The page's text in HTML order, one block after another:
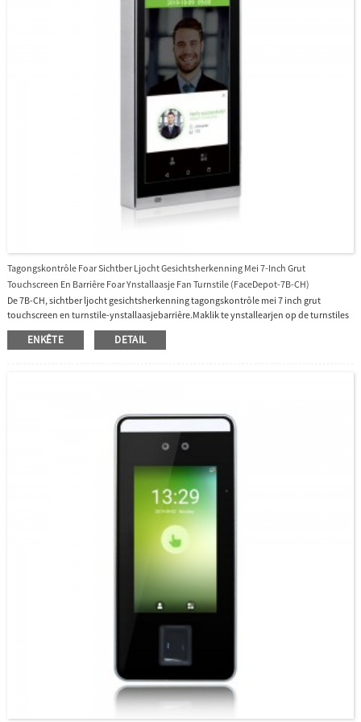
alles-yn-ien feiligens- en tiidopkomstplatfoarm UTime Master of BioTime8.0.
Tagongskontrôle Foar Sichtber Ljocht Gesichtsherkenning Mei 7-Inch Grut
Touchscreen En Barriêre Foar Ynstallaasje Fan Turnstile (FaceDepot-7B-CH)
De 7B-CH, sichtber ljocht gesichtsherkenning tagongskontrôle mei 7 inch grut
touchscreen en turnstile-ynstallaasjebarriêre.Maklik te ynstallearjen op de turnstiles
foar projekten.Herkenningsôfstân 3 meter lang en ekstra
breedhoekherkenning.Wylst de measte algoritmen allinnich 15-graden hoeke
ENKÊTE DETAIL